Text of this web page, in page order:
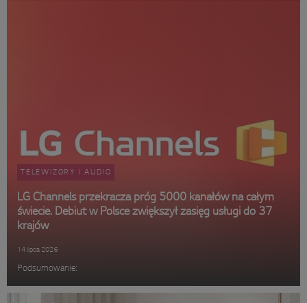
TELEWIZORY I AUDIO
LG Channels przekracza próg 5000 kanałów na całym
świecie. Debiut w Polsce zwiększył zasięg usługi do 37
krajów
14 lipca 2026
Podsumowanie: